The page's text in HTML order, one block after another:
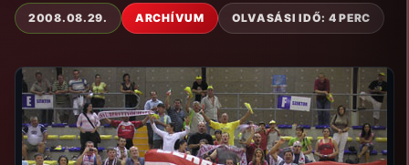
2008.08.29. ARCHÍVUM OLVASÁSI IDŐ: 4 PERC